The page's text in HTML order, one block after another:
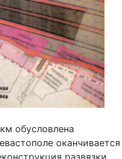
обусловлена
оканчивается
развязки